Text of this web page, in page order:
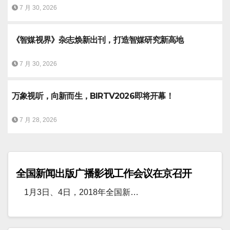
7 月 30, 2026
《智媒视界》杂志焕新出刊，打造智媒研究新高地
7 月 30, 2026
万象视听，向新而生，BIRTV2026即将开幕！
7 月 28, 2026
全国新闻出版广播影视工作会议在京召开
1月3日、4日，2018年全国新…